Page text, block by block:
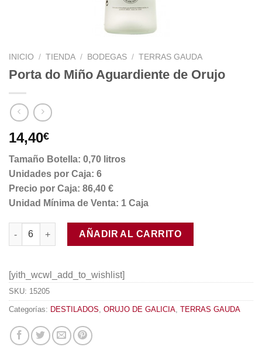
INICIO / TIENDA / BODEGAS / TERRAS GAUDA
Porta do Miño Aguardiente de Orujo
14,40€
Tamaño Botella: 0,70 litros
Unidades por Caja: 6
Precio por Caja: 86,40 €
Unidad Mínima de Venta: 1 Caja
Porta do Miño Aguardiente de Orujo cantidad
AÑADIR AL CARRITO
[yith_wcwl_add_to_wishlist]
SKU: 15205
Categorías: DESTILADOS, ORUJO DE GALICIA, TERRAS GAUDA